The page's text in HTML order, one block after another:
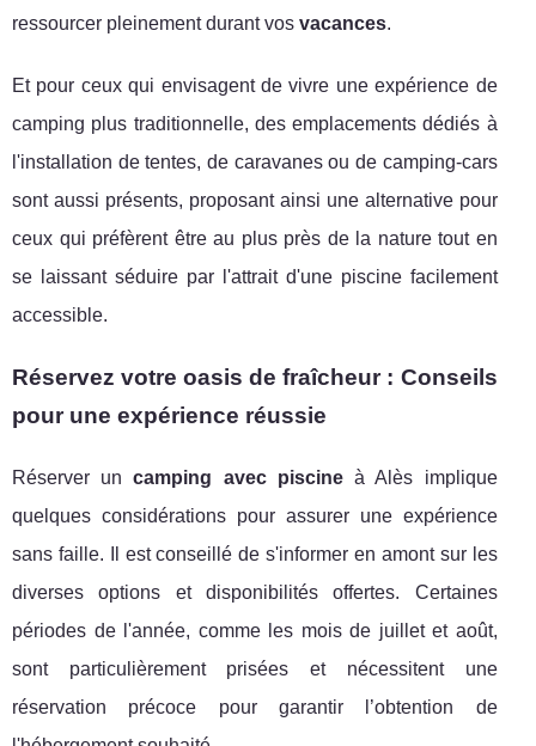
ressourcer pleinement durant vos vacances.
Et pour ceux qui envisagent de vivre une expérience de
camping plus traditionnelle, des emplacements dédiés à
l'installation de tentes, de caravanes ou de camping-cars
sont aussi présents, proposant ainsi une alternative pour
ceux qui préfèrent être au plus près de la nature tout en
se laissant séduire par l'attrait d'une piscine facilement
accessible.
Réservez votre oasis de fraîcheur : Conseils
pour une expérience réussie
Réserver uncamping avec piscineà Alès implique
quelques considérations pour assurer une expérience
sans faille. Il est conseillé de s'informer en amont sur les
diverses options et disponibilités offertes. Certaines
périodes de l'année, comme les mois de juillet et août,
sont particulièrement prisées et nécessitent une
réservation précoce pour garantir l’obtention de